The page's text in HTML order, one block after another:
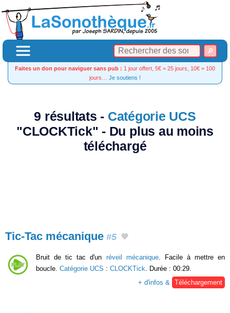
Faites un don pour naviguer sans pub : 1 jour offert, 5€ = 25 jours, 10€ = 100
jours… Je soutiens !
9 résultats - Catégorie UCS
"CLOCKTick" - Du plus au moins
téléchargé
Tic-Tac mécanique #5
Bruit de tic tac d'un réveil mécanique. Facile à mettre en
boucle. Catégorie UCS : CLOCKTick . Durée : 00:29.
+ d'infos &
Téléchargement